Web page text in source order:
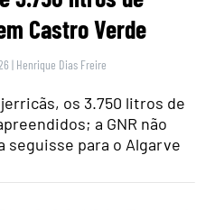
Castro Verde
| Henrique Dias Freire
os 3.750 litros de
a GNR não
seguisse para o Algarve